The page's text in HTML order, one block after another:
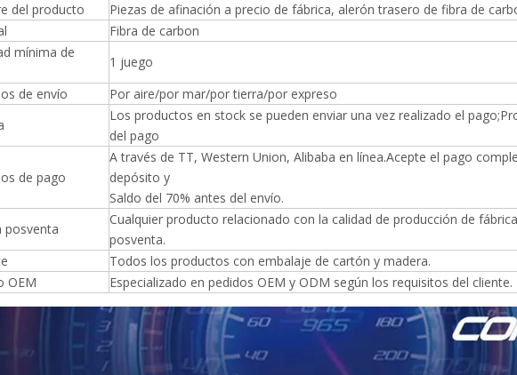
del producto
Piezas de afinación a precio de fábrica, alerón trasero de fibra de
Fibra de carbon
mínima de
1 juego
de envío
Por aire/por mar/por tierra/por expreso
Los productos en stock se pueden enviar una vez realizado el
del pago
de pago
A través de TT, Western Union, Alibaba en línea.Acepte el pago
depósito y
Saldo del 70% antes del envío.
posventa
Cualquier producto relacionado con la calidad de producción de
posventa.
Todos los productos con embalaje de cartón y madera.
OEM
Especializado en pedidos OEM y ODM según los requisitos del cliente.